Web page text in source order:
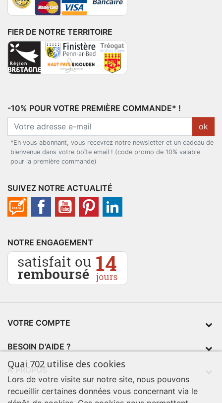
FIER DE NOTRE TERRITOIRE
-10% POUR VOTRE PREMIÈRE COMMANDE* !
ok
*En vous abonnant, vous recevrez notre newsletter et un cadeau de
bienvenue dans votre boîte email ! (code promo de 10% valable
pour la première commande)
SUIVEZ NOTRE ACTUALITÉ
NOTRE ENGAGEMENT
VOTRE COMPTE
BESOIN D'AIDE ?
À PROPOS
Quai 702 utilise des cookies
Lors de votre visite sur notre site, nous pouvons
recueillir certaines données vous concernant via le